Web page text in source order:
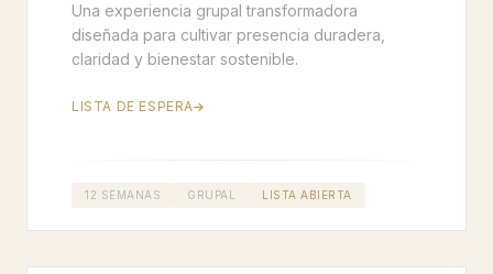
Una experiencia grupal transformadora
diseñada para cultivar presencia duradera,
claridad y bienestar sostenible.
LISTA DE ESPERA
12 SEMANAS GRUPAL LISTA ABIERTA